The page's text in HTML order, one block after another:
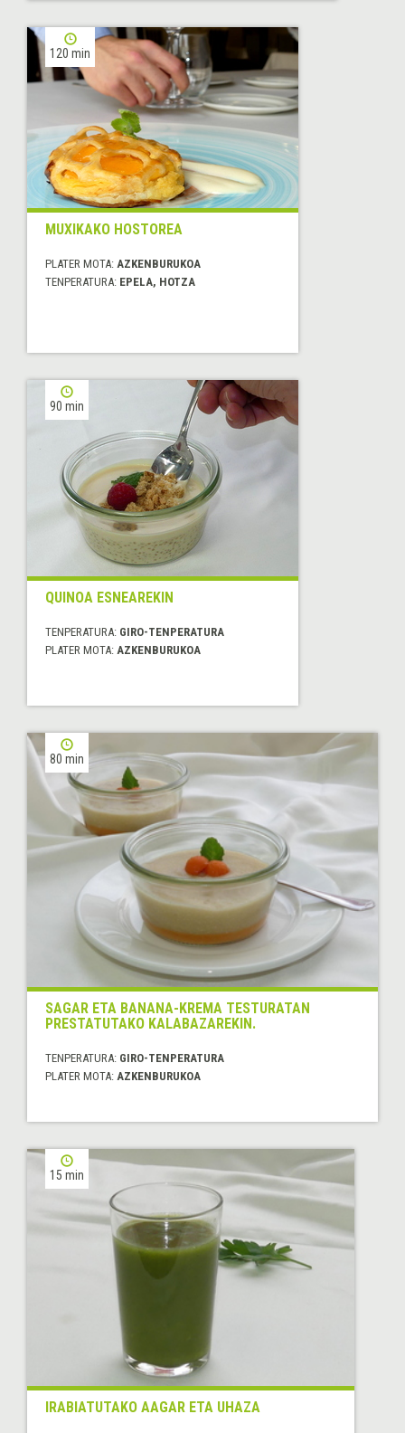
120 min
MUXIKAKO HOSTOREA
PLATER MOTA: AZKENBURUKOA
TENPERATURA: EPELA, HOTZA
90 min
QUINOA ESNEAREKIN
TENPERATURA: GIRO-TENPERATURA
PLATER MOTA: AZKENBURUKOA
80 min
SAGAR ETA BANANA-KREMA TESTURATAN
PRESTATUTAKO KALABAZAREKIN.
TENPERATURA: GIRO-TENPERATURA
PLATER MOTA: AZKENBURUKOA
15 min
IRABIATUTAKO AAGAR ETA UHAZA